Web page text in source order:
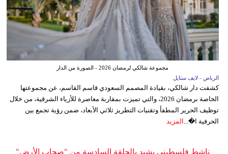
مجموعة شالكي لرمضان 2026 - الصورة من الدار
الرياض - لايف ستايل
كشفت دار شالكي، بقيادة المصمم السعودي قاسم القاسم، عن مجموعتها
الخاصة برمضان 2026، والتي تميزت بمقاربة معاصرة للأزياء الشرقية، من خلال
توظيف الحرير المطفأ وتقنيات التطريز ثلاثي الأبعاد، ضمن رؤية تجمع بين
الحرفية ا�... المزيد
ناشط فلسطيني يشيد بالحلقة السادسة من "صحاب الأرض"